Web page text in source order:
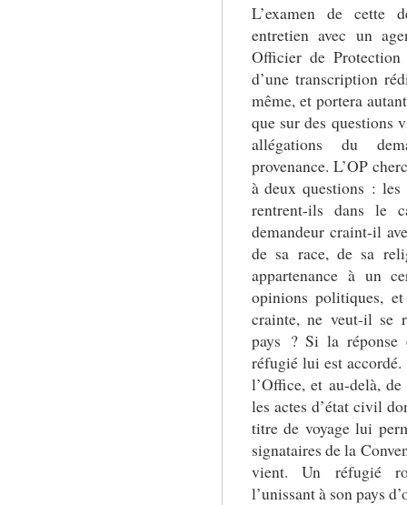
L’examen de cette
entretien avec un
Officier de
d’une transcription
même, et portera
que sur des questions
allégations du
provenance. L’OP
à deux questions :
rentrent-ils dans le
demandeur craint-il
de sa race, de sa
appartenance à un
opinions politiques,
crainte, ne veut-il se
pays ? Si la réponse
réfugié lui est
l’Office, et au-delà,
les actes d’état civil
titre de voyage lui
signataires de la
vient. Un réfugié
l’unissant à son pays